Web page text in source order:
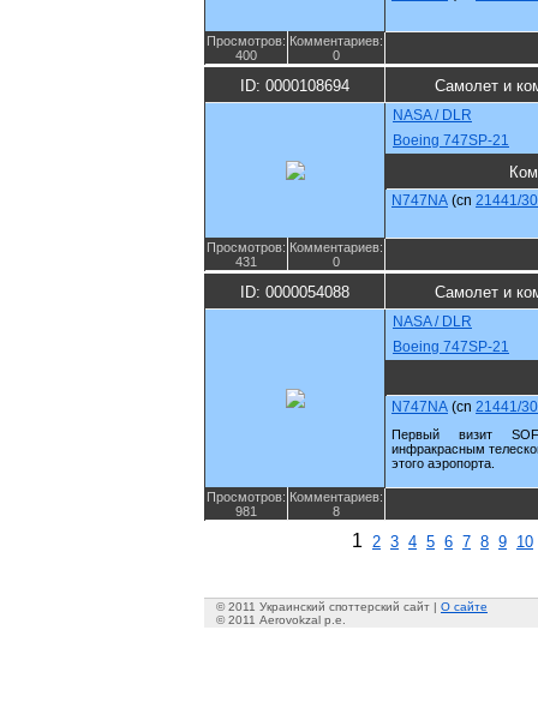
Просмотров:
400
Комментариев:
0
ID: 0000108694 Самолет и
NASA / DLR
Boeing 747SP-21
N747NA (cn 21441/
Просмотров:
431
Комментариев:
0
ID: 0000054088 Самолет и
NASA / DLR
Boeing 747SP-21
N747NA (cn 21441/
Первый визит
инфракрасным
этого аэропорта.
Просмотров:
981
Комментариев:
8
1 2 3 4 5 6 7 8 9 10
© 2011 Украинский споттерский сайт | О сайте
© 2011 Aerovokzal p.e.